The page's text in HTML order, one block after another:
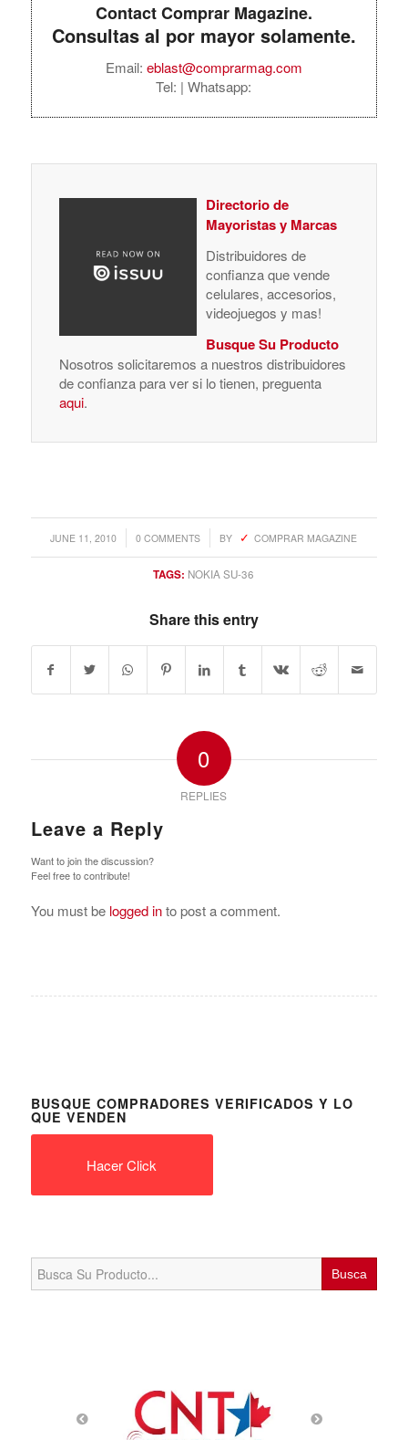
Contact Comprar Magazine.
Consultas al por mayor solamente.
Email: eblast@comprarmag.com
Tel: | Whatsapp:
Directorio de
Mayoristas y Marcas
Distribuidores de
confianza que vende
celulares, accesorios,
videojuegos y mas!
Busque Su Producto
Nosotros solicitaremos a nuestros distribuidores
de confianza para ver si lo tienen, preguenta
aqui.
JUNE 11, 2010
/ 0 COMMENTS
/ BY COMPRAR MAGAZINE
TAGS: NOKIA SU-36
Share this entry
0
REPLIES
Leave a Reply
Want to join the discussion?
Feel free to contribute!
You must be logged into post a comment.
BUSQUE COMPRADORES VERIFICADOS Y LO
QUE VENDEN
Hacer Click
Search
for: